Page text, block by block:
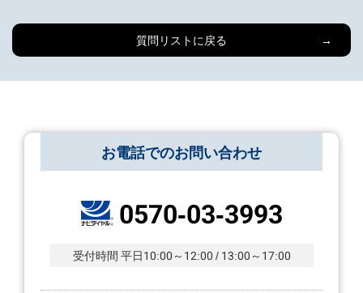
質問リストに戻る
お電話でのお問い合わせ
0570-03-3993
受付時間 平日10:00～12:00 / 13:00～17:00